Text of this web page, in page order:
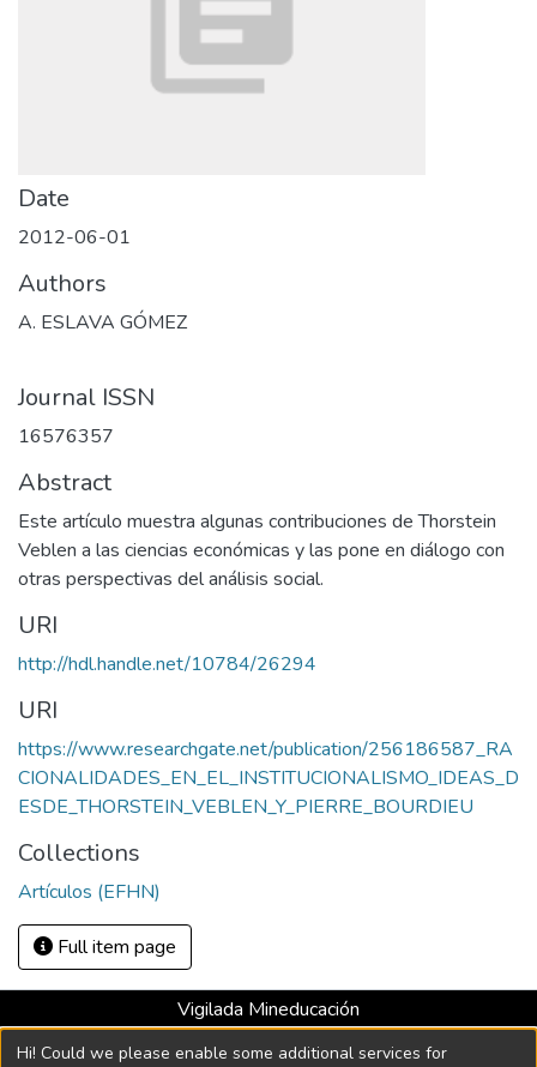
Date
2012-06-01
Authors
A. ESLAVA GÓMEZ
Journal ISSN
16576357
Abstract
Este artículo muestra algunas contribuciones de Thorstein
Veblen a las ciencias económicas y las pone en diálogo con
otras perspectivas del análisis social.
URI
http://hdl.handle.net/10784/26294
URI
https://www.researchgate.net/publication/256186587_RA
CIONALIDADES_EN_EL_INSTITUCIONALISMO_IDEAS_D
ESDE_THORSTEIN_VEBLEN_Y_PIERRE_BOURDIEU
Collections
Artículos (EFHN)
Full item page
Vigilada Mineducación
Universidad con Acreditación Institucional hasta 2026 -
Hi! Could we please enable some additional services for